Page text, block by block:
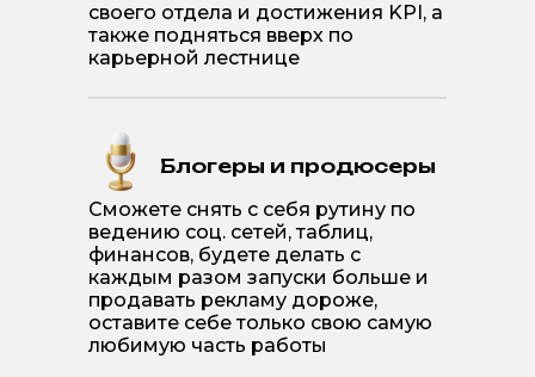
Блогеры и продюсеры
Сможете снять с себя рутину по
ведению соц. сетей, таблиц,
финансов, будете делать с
каждым разом запуски больше и
продавать рекламу дороже,
оставите себе только свою самую
любимую часть работы
своего отдела и достижения KPI, а
также подняться вверх по
карьерной лестнице